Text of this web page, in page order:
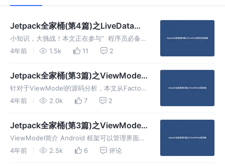
Jetpack全家桶(第4篇)之LiveData使
用及源码篇
小知识，大挑战！本文正在参与“ 程序员必备小
知识 ”创作活动 本文同时参与 「掘力星计划」
文LiveData相关使用及源码均是2.1.0版本 简介
4年前 1.5k 11 2
Jetpack全家桶(第3篇)之ViewModel
源码篇
针对于ViewModel的源码分析，本文从Factory
这个切入点入手，逐步的分析ViewModel的创
来看ViewModelProivder的构造
4年前 2.0k 7 2
Jetpack全家桶(第3篇)之ViewModel
使用篇
ViewModel简介 Android 框架可以管理界面控
制器（如 Activity 和 Fragment）的生命周期。
4年前 2.5k 6 评论